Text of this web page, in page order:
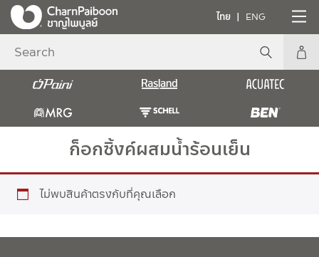
ไทย ENG
ก็อกซิ้งค์ผสมน้ำร้อนเย็น
ไม่พบสินค้าตรงกับที่คุณเลือก